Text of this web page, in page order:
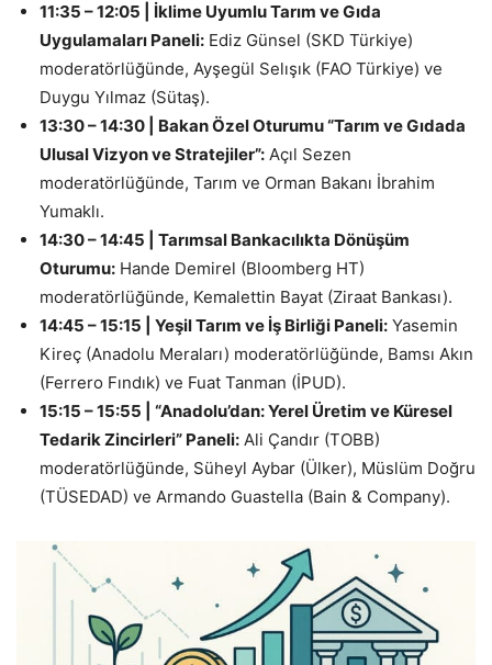
11:35 – 12:05 | İklime Uyumlu Tarım ve Gıda
Uygulamaları Paneli: Ediz Günsel (SKD Türkiye)
moderatörlüğünde, Ayşegül Selışık (FAO Türkiye) ve
Duygu Yılmaz (Sütaş).
13:30 – 14:30 | Bakan Özel Oturumu “Tarım ve Gıdada
Ulusal Vizyon ve Stratejiler”: Açıl Sezen
moderatörlüğünde, Tarım ve Orman Bakanı İbrahim
Yumaklı.
14:30 – 14:45 | Tarımsal Bankacılıkta Dönüşüm
Oturumu: Hande Demirel (Bloomberg HT)
moderatörlüğünde, Kemalettin Bayat (Ziraat Bankası).
14:45 – 15:15 | Yeşil Tarım ve İş Birliği Paneli: Yasemin
Kireç (Anadolu Meraları) moderatörlüğünde, Bamsı Akın
(Ferrero Fındık) ve Fuat Tanman (İPUD).
15:15 – 15:55 | “Anadolu’dan: Yerel Üretim ve Küresel
Tedarik Zincirleri” Paneli: Ali Çandır (TOBB)
moderatörlüğünde, Süheyl Aybar (Ülker), Müslüm Doğru
(TÜSEDAD) ve Armando Guastella (Bain & Company).